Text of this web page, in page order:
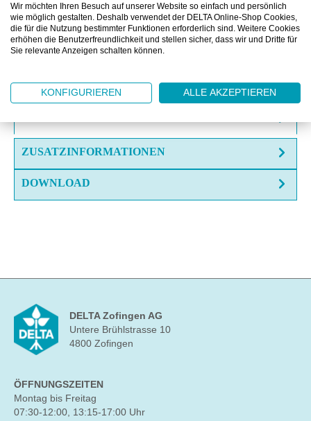
OFFERTE EINHOLEN
ZUSATZINFORMATIONEN
DOWNLOAD
DELTA Zofingen AG
Untere Brühlstrasse 10
4800 Zofingen
ÖFFNUNGSZEITEN
Montag bis Freitag
07:30-12:00, 13:15-17:00 Uhr
Wir möchten Ihren Besuch auf unserer Website so einfach und persönlich
wie möglich gestalten. Deshalb verwendet der DELTA Online-Shop Cookies,
die für die Nutzung bestimmter Funktionen erforderlich sind. Weitere Cookies
erhöhen die Benutzerfreundlichkeit und stellen sicher, dass wir und Dritte für
Sie relevante Anzeigen schalten können.
KONFIGURIEREN ALLE AKZEPTIEREN